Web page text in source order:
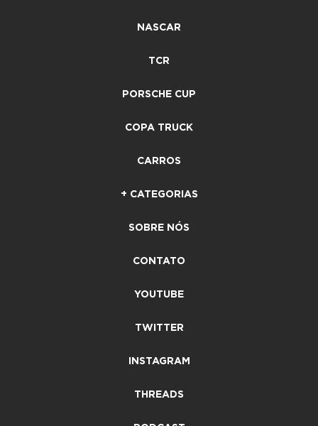
NASCAR
TCR
PORSCHE CUP
COPA TRUCK
CARROS
+ CATEGORIAS
SOBRE NÓS
CONTATO
YOUTUBE
TWITTER
INSTAGRAM
THREADS